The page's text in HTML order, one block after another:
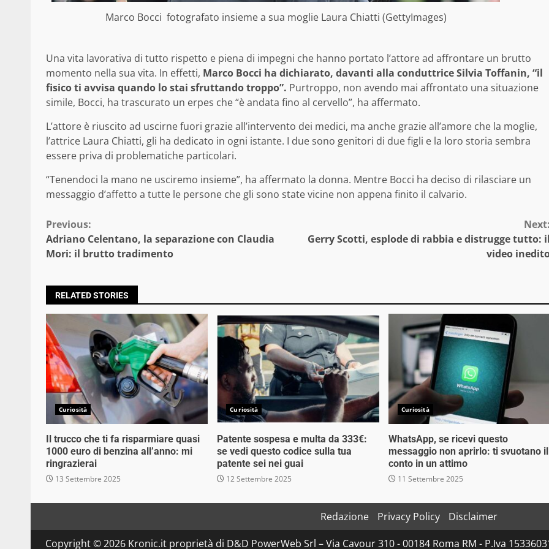
Marco Bocci fotografato insieme a sua moglie Laura Chiatti (GettyImages)
Una vita lavorativa di tutto rispetto e piena di impegni che hanno portato l’attore ad affrontare un brutto
momento nella sua vita. In effetti, Marco Bocci ha dichiarato, davanti alla conduttrice Silvia Toffanin, “il
fisico ti avvisa quando lo stai sfruttando troppo”. Purtroppo, non avendo mai affrontato una situazione
simile, Bocci, ha trascurato un erpes che “è andata fino al cervello”, ha affermato.
L’attore è riuscito ad uscirne fuori grazie all’intervento dei medici, ma anche grazie all’amore che la moglie,
l’attrice Laura Chiatti, gli ha dedicato in ogni istante. I due sono genitori di due figli e la loro storia sembra
essere priva di problematiche particolari.
“Tenendoci la mano ne usciremo insieme”, ha affermato la donna. Mentre Bocci ha deciso di rilasciare un
messaggio d’affetto a tutte le persone che gli sono state vicine non appena finito il calvario.
Continue
Reading
Previous:
Adriano Celentano, la separazione con Claudia
Mori: il brutto tradimento
Next:
Gerry Scotti, esplode di rabbia e distrugge tutto: il
video
RELATED STORIES
Curiosità
Il trucco che ti fa risparmiare quasi
1000 euro di benzina all’anno: mi
ringrazierai
13 Settembre 2025
Curiosità
Patente sospesa e multa da 333€:
se vedi questo codice sulla tua
patente sei nei guai
12 Settembre 2025
Curiosità
WhatsApp, se ricevi questo
messaggio non aprirlo: ti svuotano il
conto in un attimo
11 Settembre 2025
Redazione Privacy Policy
Disclaimer
Copyright © 2026 Kronic.it proprietà di D&D PowerWeb Srl – Via Cavour 310 - 00184 Roma RM - P.Iva